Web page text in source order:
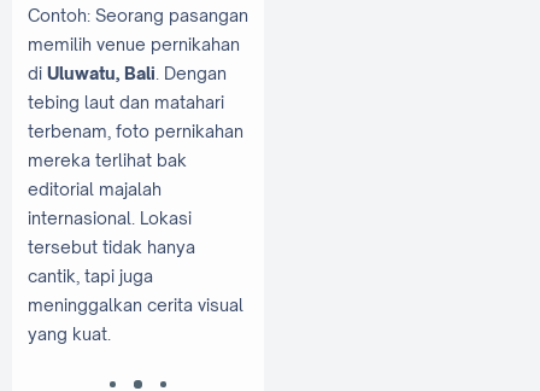
Contoh: Seorang pasangan
memilih venue pernikahan
di Uluwatu, Bali . Dengan
tebing laut dan matahari
terbenam, foto pernikahan
mereka terlihat bak
editorial majalah
internasional. Lokasi
tersebut tidak hanya
cantik, tapi juga
meninggalkan cerita visual
yang kuat.